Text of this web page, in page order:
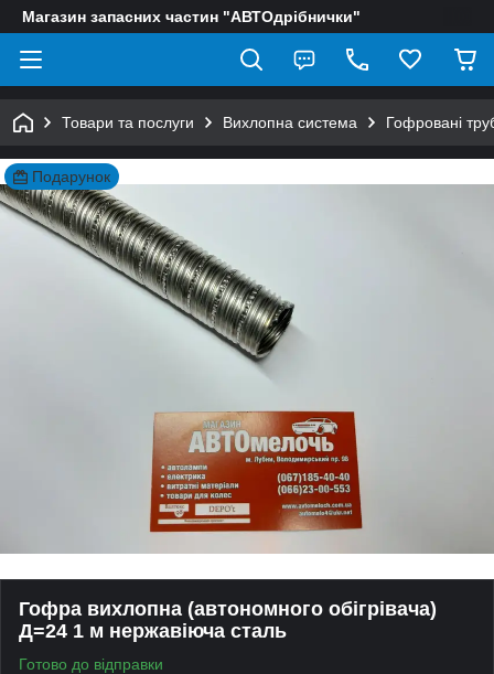
Магазин запасних частин "АВТОдрібнички"
Товари та послуги Вихлопна система Гофровані
Подарунок
Гофра вихлопна (автономного обігрівача)
Д=24 1 м нержавіюча сталь
Готово до відправки